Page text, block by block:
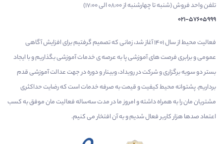
تلفن واحد فروش (شنبه تا چهارشنبه از 08:00 الی 17:00)
021-57605999
فعالیت محیط از سال 1401 آغاز شد، زمانی که تصمیم گرفتیم برای افزایش آگاهی
عمومی و برابری فرصت های آموزشی پا به عرصه ی خدمات آموزشی بگذاریم و با ایجاد
بستر دو سویه برگزاری و شرکت در رویداد، وبینار و دوره در جهت عدالت آموزشی قدم
برداریم. پشتوانه محیط کیفیت و قیمت به صرفه خدمات است که رضایت حداکثری
مشتریان مان را به همراه داشته و امروز ما در مدت سه‌ساله فعالیت مان موفق به کسب
اعتماد صدها هزار کاربر فعال شدیم و به آن افتخار می‌ کنیم.